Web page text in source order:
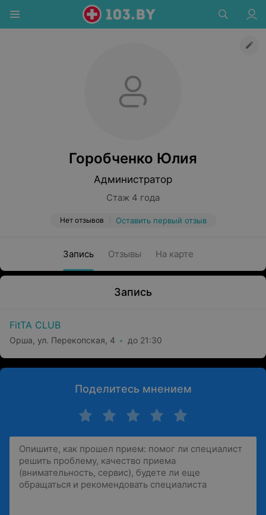
Горобченко Юлия
Администратор
Стаж 4 года
Нет отзывов Оставить первый отзыв
Запись Отзывы На карте
Запись
FitTA CLUB
Орша, ул. Перекопская, 4 до 21:30
Поделитесь мнением